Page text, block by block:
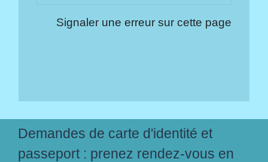
Signaler une erreur sur cette page
Demandes de carte d'identité et
passeport : prenez rendez-vous en